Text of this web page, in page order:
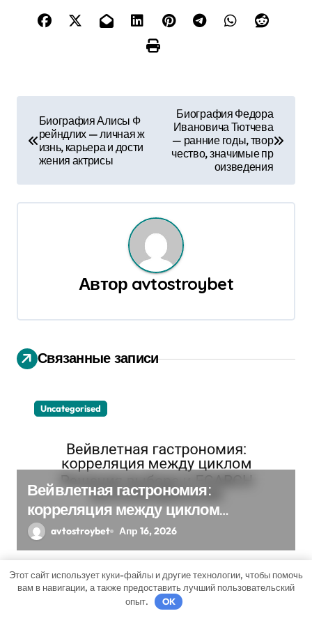
и
п
п
и
я
м
Биография Алисы Ф
рейндлих — личная ж
изнь, карьера и дости
жения актрисы
Биография Федора
Ивановича Тютчева
— ранние годы, твор
чество, значимые пр
оизведения
Автор avtostroybet
Связанные записи
Uncategorised
Вейвлетная гастрономия:
корреляция между циклом
Решения выбора и EGARCH
экспоненциальная
avtostroybet Апр 16, 2026
Этот сайт использует куки-файлы и другие технологии, чтобы помочь
вам в навигации, а также предоставить лучший пользовательский
опыт.
OK